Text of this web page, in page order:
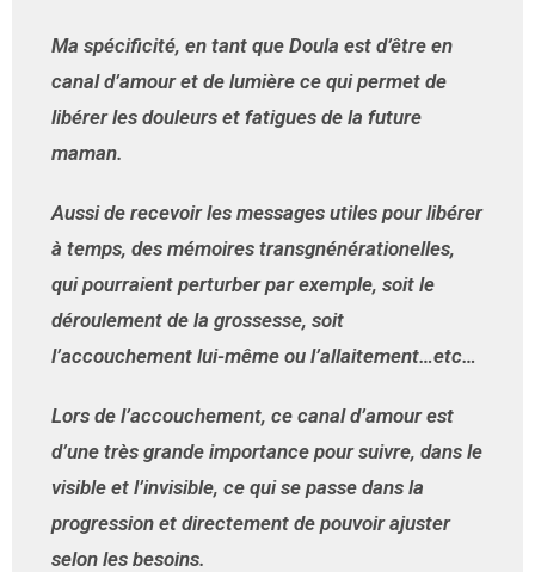
Ma spécificité, en tant que Doula est d’être en
canal d’amour et de lumière ce qui permet de
libérer les douleurs et fatigues de la future
maman.
Aussi de recevoir les messages utiles pour libérer
à temps, des mémoires transgnénérationelles,
qui pourraient perturber par exemple, soit le
déroulement de la grossesse, soit
l’accouchement lui-même ou l’allaitement…etc…
Lors de l’accouchement, ce canal d’amour est
d’une très grande importance pour suivre, dans le
visible et l’invisible, ce qui se passe dans la
progression et directement de pouvoir ajuster
selon les besoins.